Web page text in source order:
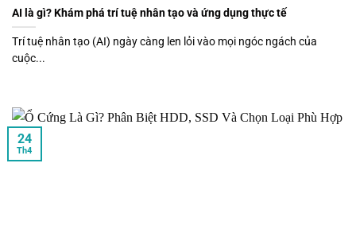
AI là gì? Khám phá trí tuệ nhân tạo và ứng dụng thực tế
Trí tuệ nhân tạo (AI) ngày càng len lỏi vào mọi ngóc ngách của
cuộc...
24
Th4